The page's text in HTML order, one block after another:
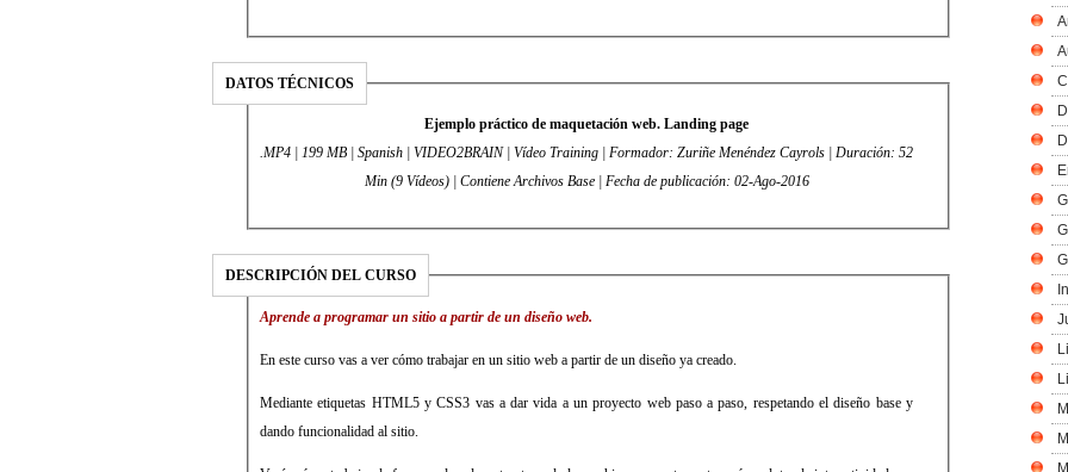
DATOS TÉCNICOS
Ejemplo práctico de maquetación web. Landing page
.MP4 | 199 MB | Spanish | VIDEO2BRAIN | Vídeo Training | Formador: Zuriñe Menéndez Cayrols | Duración: 52
Min (9 Vídeos) | Contiene Archivos Base | Fecha de publicación: 02-Ago-2016
DESCRIPCIÓN DEL CURSO
Aprende a programar un sitio a partir de un diseño web.
En este curso vas a ver cómo trabajar en un sitio web a partir de un diseño ya creado.
Mediante etiquetas HTML5 y CSS3 vas a dar vida a un proyecto web paso a paso, respetando el diseño base y
dando funcionalidad al sitio.